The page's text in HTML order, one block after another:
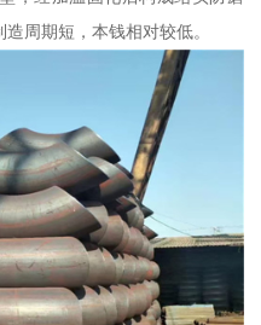
周期短，本钱相对较低。